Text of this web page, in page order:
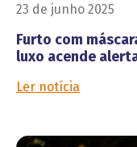
23 de junho 2025
Furto com
luxo acende
Ler notícia